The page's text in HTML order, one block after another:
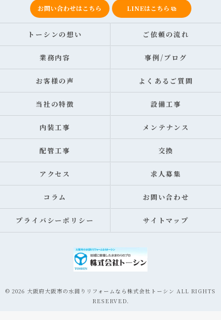
お問い合わせはこちら LINEはこちら
トーシンの想い ご依頼の流れ
業務内容 事例/ブログ
お客様の声 よくあるご質問
当社の特徴 設備工事
内装工事 メンテナンス
配管工事 交換
アクセス 求人募集
コラム お問い合わせ
プライバシーポリシー サイトマップ
© 2026 大阪府大阪市の水回りリフォームなら株式会社トーシン ALL RIGHTS
RESERVED.